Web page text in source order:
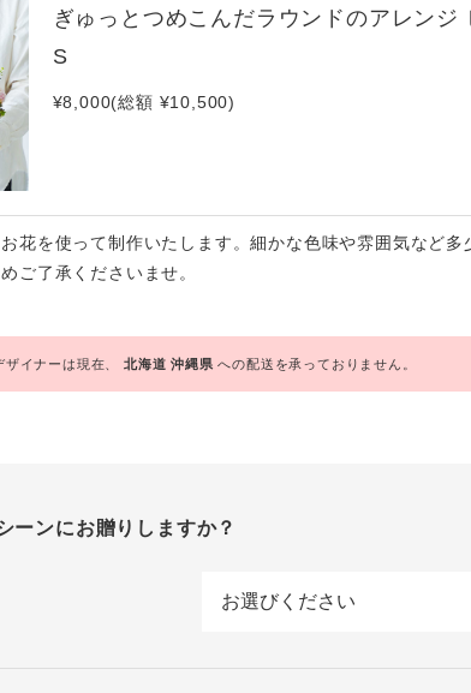
ぎゅっとつめこんだラウンドのアレンジ
S
¥8,000(総額 ¥10,500)
花を使って制作いたします。細かな色味や雰囲気など多
ご了承くださいませ。
ザイナーは現在、北海道沖縄県への配送を承っておりません。
ーンにお贈りしますか？